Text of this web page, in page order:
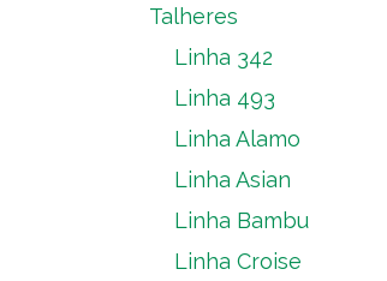
Talheres
Linha 342
Linha 493
Linha Alamo
Linha Asian
Linha Bambu
Linha Croise